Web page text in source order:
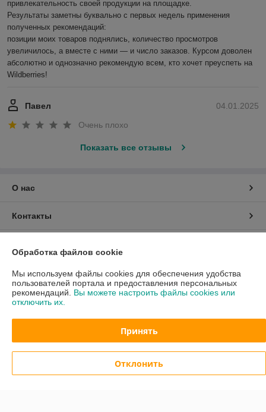
привлекательность своей продукции на площадке.
Результаты заметны буквально с первых недель применения
полученных рекомендаций:
позиции моих товаров поднялись, количество просмотров
увеличилось, а вместе с ними — и число заказов. Курсом доволен
абсолютно и однозначно рекомендую всем, кто хочет преуспеть на
Wildberries!
04.01.2025
Павел
Очень плохо
Показать все отзывы
О нас
Контакты
График работы
Полная версия сайта
Политика обработки cookies
Сайт создан на платформе Deal.by
Обработка файлов cookie
Мы используем файлы cookies для обеспечения удобства
пользователей портала и предоставления персональных
рекомендаций. Вы можете настроить файлы cookies или
отключить их.
Принять
Отклонить